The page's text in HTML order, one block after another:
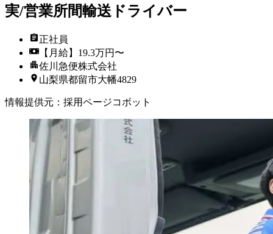
実/営業所間輸送ドライバー
正社員
【月給】19.3万円〜
佐川急便株式会社
山梨県都留市大幡4829
情報提供元 ： 採用ページコボット